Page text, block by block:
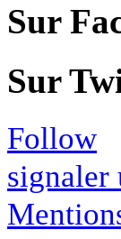
Sur
Sur
Follow
signaler